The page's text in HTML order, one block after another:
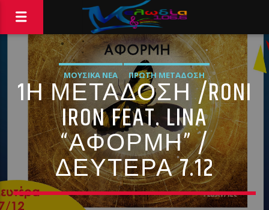
ΜΟΥΣΙΚΆ ΝΈΑ ΠΡΏΤΗ ΜΕΤΆΔΟΣΗ
1Η ΜΕΤΑΔΟΣΗ /RONI
IRON FEAT. LINA
“ΑΦΟΡΜΗ” /
ΔΕΥΤΕΡΑ 7.12